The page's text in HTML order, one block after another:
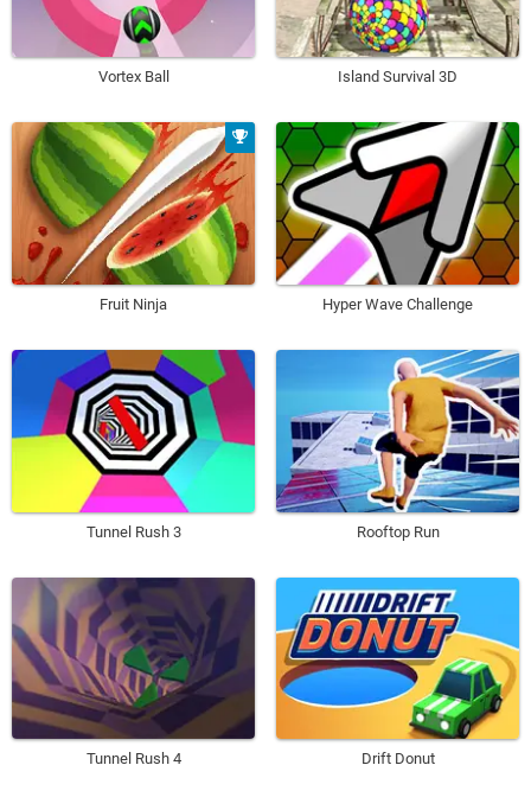
Vortex Ball Island Survival 3D
Fruit Ninja Hyper Wave Challenge
Tunnel Rush 3 Rooftop Run
Tunnel Rush 4 Drift Donut